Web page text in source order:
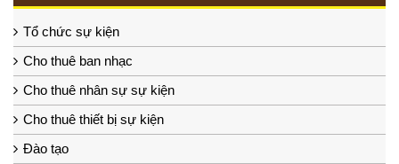
Tổ chức sự kiện
Cho thuê ban nhạc
Cho thuê nhân sự sự kiện
Cho thuê thiết bị sự kiện
Đào tạo